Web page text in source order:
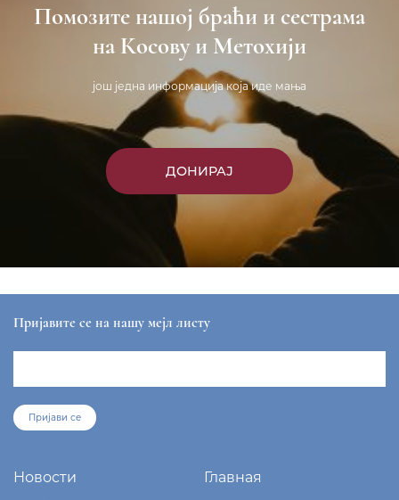
Помозите нашој браћи и сестрама
на Косову и Метохији
још једна информација која иде мања
ДОНИРАЈ
Пријавите се на нашу мејл листу
Пријави се
Новости
Главная